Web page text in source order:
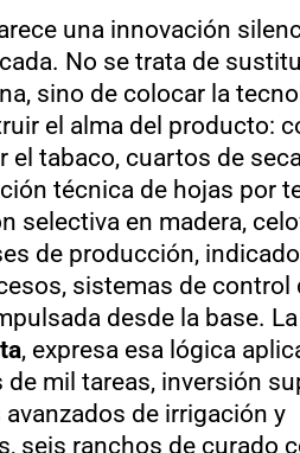
una innovación
No se trata de
sino de colocar la
el alma del producto:
el tabaco, cuartos de
técnica de hojas por
selectiva en madera,
de producción,
sistemas de control
desde la base.
, expresa esa lógica
mil tareas, inversión
avanzados de irrigación y
seis ranchos de curado